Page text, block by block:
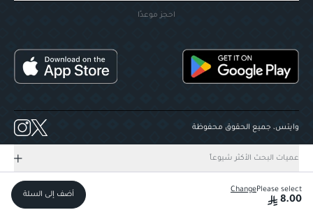
Please select
Change
8.00 أضف إلى السلة
احجز موعدًا
وايتس، جميع الحقوق محفوظة
عميات البحث الأكثر شيوعاً